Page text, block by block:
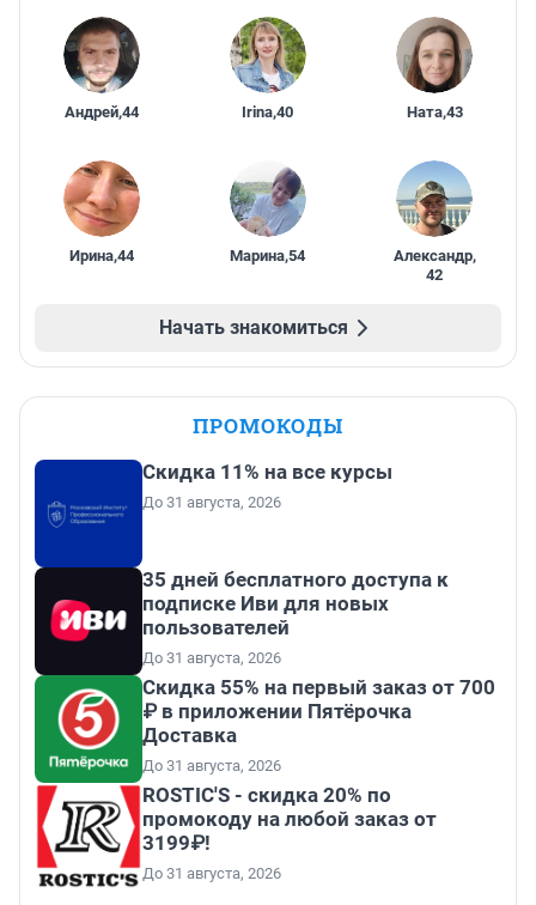
Андрей,44 Irina,40 Ната,43
Ирина,44 Марина,54 Александр,
42
Начать знакомиться
ПРОМОКОДЫ
Скидка 11% на все курсы
До 31 августа, 2026
35 дней бесплатного доступа к
подписке Иви для новых
пользователей
До 31 августа, 2026
Скидка 55% на первый заказ от 700
₽ в приложении Пятёрочка
Доставка
До 31 августа, 2026
ROSTIC'S - скидка 20% по
промокоду на любой заказ от
3199₽!
До 31 августа, 2026